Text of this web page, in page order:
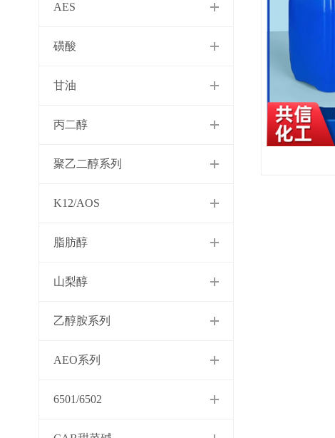
AES
磺酸
甘油
丙二醇
聚乙二醇系列
K12/AOS
脂肪醇
山梨醇
乙醇胺系列
AEO系列
6501/6502